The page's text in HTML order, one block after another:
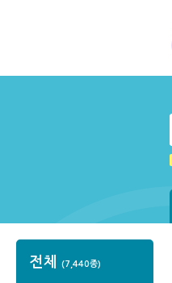
전체 (7,440종)